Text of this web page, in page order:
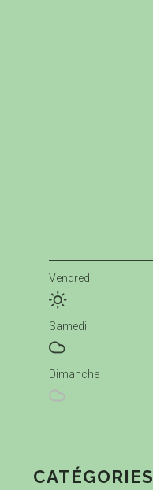
Vendredi
Samedi
Dimanche
CATÉGORIES